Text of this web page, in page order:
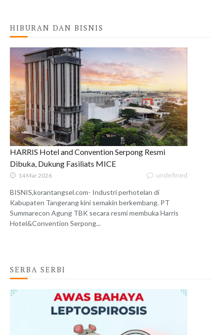
HIBURAN DAN BISNIS
HARRIS Hotel and Convention Serpong Resmi
Dibuka, Dukung Fasiliats MICE
14 Mar 2026 undefined
BISNIS,korantangsel.com- Industri perhotelan di
Kabupaten Tangerang kini semakin berkembang. PT
Summarecon Agung TBK secara resmi membuka Harris
Hotel&Convention Serpong...
SERBA SERBI